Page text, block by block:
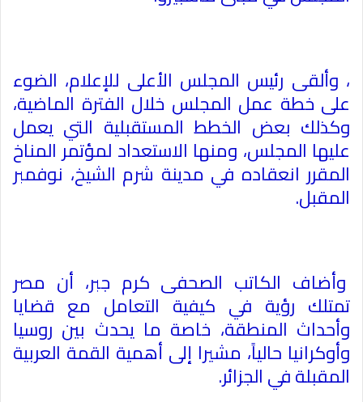
، وألقى رئيس المجلس الأعلى للإعلام، الضوء
على خطة عمل المجلس خلال الفترة الماضية،
وكذلك بعض الخطط المستقبلية التي يعمل
عليها المجلس، ومنها الاستعداد لمؤتمر المناخ
المقرر انعقاده في مدينة شرم الشيخ، نوفمبر
المقبل.
وأضاف الكاتب الصحفى كرم جبر، أن مصر
تمتلك رؤية في كيفية التعامل مع قضايا
وأحداث المنطقة، خاصة ما يحدث بين روسيا
وأوكرانيا حالياً، مشيرا إلى أهمية القمة العربية
المقبلة في الجزائر.